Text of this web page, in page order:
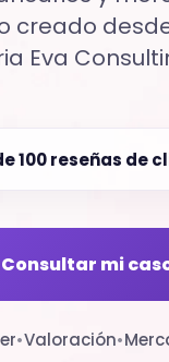
creado
Eva
100 reseñas de
Consultar mi
•Valoración•